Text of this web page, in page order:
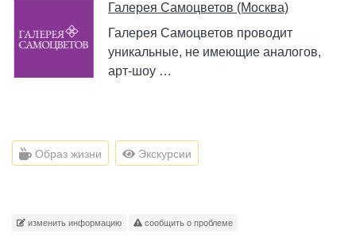
Галерея Самоцветов (Москва)
Галерея Самоцветов проводит
уникальные, не имеющие аналогов,
арт-шоу …
Образ жизни Экскурсии
изменить информацию сообщить о проблеме